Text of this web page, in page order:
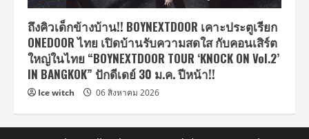
ถึงคิวเด็กข้างบ้าน!! BOYNEXTDOOR เคาะประตูเรียก
ONEDOOR ไทย เปิดบ้านรับความสดใส กับคอนเสิร์ต
ใหญ่ในไทย “BOYNEXTDOOR TOUR ‘KNOCK ON Vol.2’
IN BANGKOK” ปักดีเดย์ 30 ม.ค. ปีหน้า!!
Ice witch 06 สิงหาคม 2026